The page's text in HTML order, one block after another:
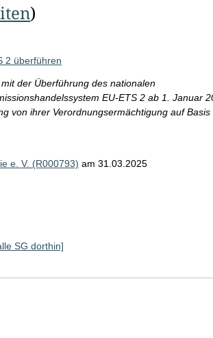
)
2 überführen
der Überführung des nationalen
EU-ETS 2 ab 1. Januar
von ihrer Verordnungsermächtigung auf Basis
e. V. (R000793) am 31.03.2025
SG dorthin]